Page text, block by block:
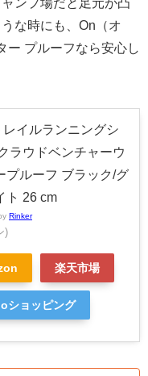
な時にも、On（オ
ー プルーフなら安心し
レイルランニングシ
ラウドベンチャーウ
プルーフ ブラック/グ
ト 26 cm
Rinker
)
楽天市場
ショッピング